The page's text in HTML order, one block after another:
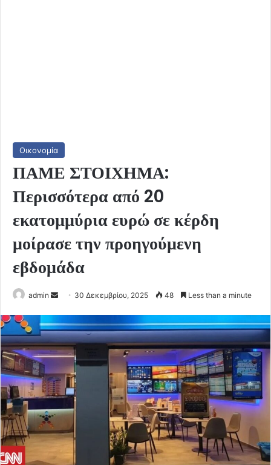
Οικονομία
ΠΑΜΕ ΣΤΟΙΧΗΜΑ:
Περισσότερα από 20
εκατομμύρια ευρώ σε κέρδη
μοίρασε την προηγούμενη
εβδομάδα
admin
Send
email
30 Δεκεμβρίου, 2025 48 Less than a minute